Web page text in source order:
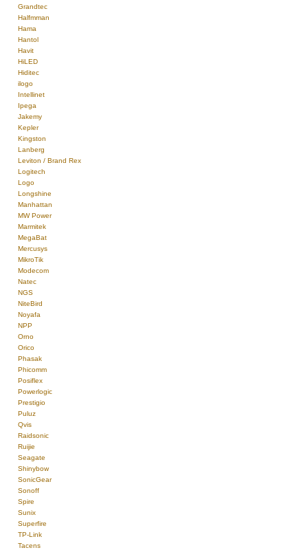
Grandtec
Halfmman
Hama
Hantol
Havit
HiLED
Hiditec
ilogo
Intellinet
Ipega
Jakemy
Kepler
Kingston
Lanberg
Leviton / Brand Rex
Logitech
Logo
Longshine
Manhattan
MW Power
Marmitek
MegaBat
Mercusys
MikroTik
Modecom
Natec
NGS
NiteBird
Noyafa
NPP
Orno
Orico
Phasak
Phicomm
Posiflex
Powerlogic
Prestigio
Puluz
Qvis
Raidsonic
Ruijie
Seagate
Shinybow
SonicGear
Sonoff
Spire
Sunix
Superfire
TP-Link
Tacens